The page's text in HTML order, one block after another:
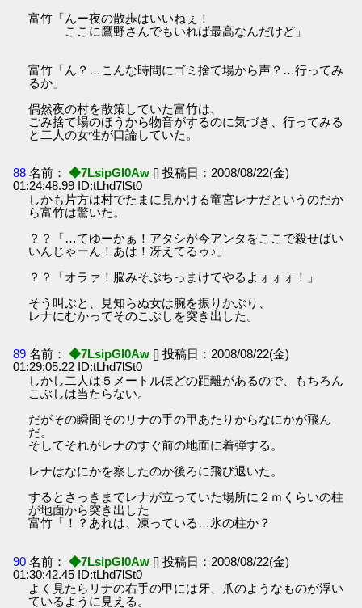
富竹「んー夜の散歩はいいねぇ！
ここに鷹野さんでもいれば最高なんだけど」
富竹「ん？…こんな時間にゴミ捨て場から声？…行ってみ
るか」
偶然夜の村を散策していた富竹は、
ごみ捨て場のほうから物音がするのに気づき、行ってみる
と二人の女性が口論していた。
88 名前： ◆7LsipGI0Aw [] 投稿日：2008/08/22(金)
01:24:48.99 ID:tLhd7lSt0
しかも片方は村でたまに見かける竜宮レナだというのだか
ら富竹は驚いた。
？？「…てゆーかぁ！アタシが今アンタをここで殺せばい
いんじゃーん！あは！冴えてるゥ♪」
？？「オラァ！脳みそぶちっまけてやるよォォォ！」
そう叫ぶと、見知らぬ女は腕を振りかぶり、
レナにむかってそのこぶしを突き出した。
89 名前： ◆7LsipGI0Aw [] 投稿日：2008/08/22(金)
01:29:05.22 ID:tLhd7lSt0
しかし二人は５メートルほどの距離があるので、もちろん
こぶしは当たらない。
だがその瞬間そのリナの手の甲あたりからなにかが飛ん
だ。
そしてそれがレナのすぐ前の地面に着弾する。
レナはなにかを察したのか後ろに飛び退いた。
するとさっきまでレナが立っていた場所に２ｍくらいの柱
が地面から突き出した
富竹「！？あれは、凍っている…氷の柱か？
90 名前： ◆7LsipGI0Aw [] 投稿日：2008/08/22(金)
01:30:42.45 ID:tLhd7lSt0
よく見たらリナの右手の甲には牙、爪のようなものが浮い
ているように見える。